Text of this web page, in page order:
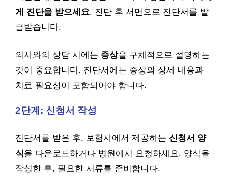
게 진단을 받으세요. 진단 후 서면으로 진단서를 발
급받습니다.
의사와의 상담 시에는 증상을 구체적으로 설명하는
것이 중요합니다. 진단서에는 증상의 상세 내용과
치료 필요성이 포함되어야 합니다.
2단계: 신청서 작성
진단서를 받은 후, 보험사에서 제공하는 신청서 양
식을 다운로드하거나 병원에서 요청하세요. 양식을
작성한 후, 필요한 서류를 준비합니다.